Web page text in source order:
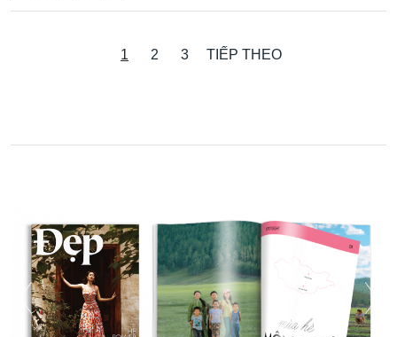
1 2 3 TIẾP THEO